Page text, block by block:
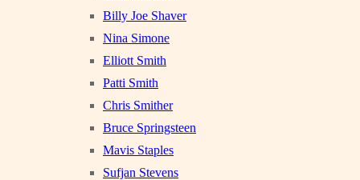
Billy Joe Shaver
Nina Simone
Elliott Smith
Patti Smith
Chris Smither
Bruce Springsteen
Mavis Staples
Sufjan Stevens